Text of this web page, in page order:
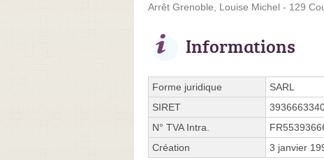
Arrêt Grenoble, Louise Michel - 129
Informations
Forme juridique
SARL
SIRET
N° TVA Intra.
Création
3 janvier